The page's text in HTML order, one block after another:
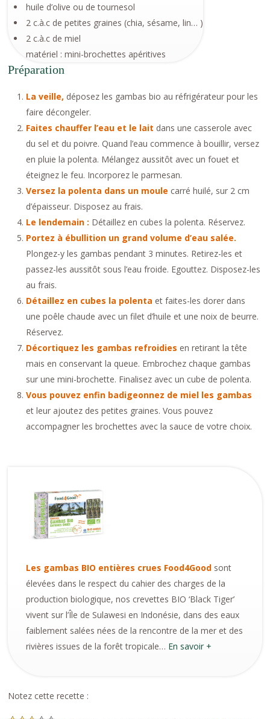
huile d’olive ou de tournesol
2 c.à.c de petites graines (chia, sésame, lin… )
2 c.à.c de miel
matériel : mini-brochettes apéritives
Préparation
La veille, déposez les gambas bio au réfrigérateur pour les
faire décongeler.
Faites chauffer l’eau et le lait dans une casserole avec
du sel et du poivre. Quand l’eau commence à bouillir, versez
en pluie la polenta. Mélangez aussitôt avec un fouet et
éteignez le feu. Incorporez le parmesan.
Versez la polenta dans un moule carré huilé, sur 2 cm
d’épaisseur. Disposez au frais.
Le lendemain : Détaillez en cubes la polenta. Réservez.
Portez à ébullition un grand volume d’eau salée.
Plongez-y les gambas pendant 3 minutes. Retirez-les et
passez-les aussitôt sous l’eau froide. Egouttez. Disposez-les
au frais.
Détaillez en cubes la polenta et faites-les dorer dans
une poêle chaude avec un filet d’huile et une noix de beurre.
Réservez.
Décortiquez les gambas refroidies en retirant la tête
mais en conservant la queue. Embrochez chaque gambas
sur une mini-brochette. Finalisez avec un cube de polenta.
Vous pouvez enfin badigeonnez de miel les gambas
et leur ajoutez des petites graines. Vous pouvez
accompagner les brochettes avec la sauce de votre choix.
Les gambas BIO entières crues Food4Good sont
élevées dans le respect du cahier des charges de la
production biologique, nos crevettes BIO ‘Black Tiger’
vivent sur l’Île de Sulawesi en Indonésie, dans des eaux
faiblement salées nées de la rencontre de la mer et des
rivières issues de la forêt tropicale… En savoir +
Notez cette recette :